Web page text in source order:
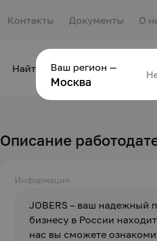
Контакты Документы О
Найти сотрудника Найти
Описание
Информация
JOBERS – ваш надежный
бизнесу в России
нас вы сможете
Ваш регион —
Москва